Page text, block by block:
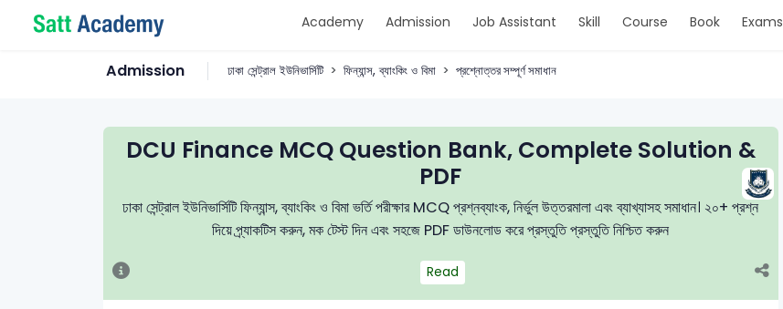
Academy Admission Job Assistant Skill Course Book Exams
Admission ঢাকা সেন্ট্রাল ইউনিভার্সিটি ফিন্যান্স, ব্যাংকিং ও বিমা প্রশ্নোত্তর সম্পূর্ণ সমাধান
DCU Finance MCQ Question Bank, Complete Solution &
PDF
ঢাকা সেন্ট্রাল ইউনিভার্সিটি ফিন্যান্স, ব্যাংকিং ও বিমা ভর্তি পরীক্ষার MCQ প্রশ্নব্যাংক, নির্ভুল উত্তরমালা এবং ব্যাখ্যাসহ সমাধান। ২০+ প্রশ্ন
দিয়ে প্র্যাকটিস করুন, মক টেস্ট দিন এবং সহজে PDF ডাউনলোড করে প্রস্তুতি প্রস্তুতি নিশ্চিত করুন
Read